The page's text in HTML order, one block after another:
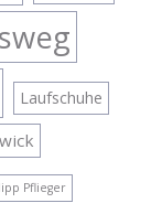
Laufschuhe
Pflieger